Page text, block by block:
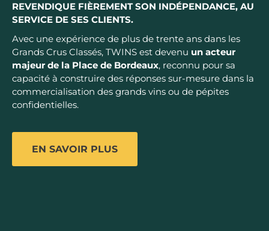
REVENDIQUE FIÈREMENT SON INDÉPENDANCE, AU
SERVICE DE SES CLIENTS.
Avec une expérience de plus de trente ans dans les
Grands Crus Classés, TWINS est devenu un acteur
majeur de la Place de Bordeaux, reconnu pour sa
capacité à construire des réponses sur-mesure dans la
commercialisation des grands vins ou de pépites
confidentielles.
EN SAVOIR PLUS